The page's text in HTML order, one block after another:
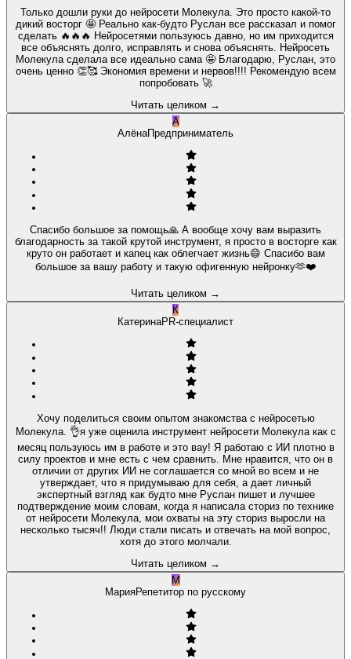
Только дошли руки до нейросети Молекула. Это просто какой-то
дикий восторг 🤩 Реально как-будто Руслан все рассказал и помог
сделать 🔥🔥🔥 Нейросетями пользуюсь давно, но им приходится
все объяснять долго, исправлять и снова объяснять. Нейросеть
Молекула сделала все идеально сама 🤩 Благодарю, Руслан, это
очень ценно 👏🥰 Экономия времени и нервов!!!! Рекомендую всем
попробовать 🚀
Читать целиком →
А
АлёнаПредприниматель
Спасибо большое за помощь🙏 А вообще хочу вам выразить
благодарность за такой крутой инструмент, я просто в восторге как
круто он работает и капец как облегчает жизнь😄 Спасибо вам
большое за вашу работу и такую офигенную нейронку🫶❤️
Читать целиком →
К
КатеринаPR-специалист
Хочу поделиться своим опытом знакомства с нейросетью
Молекула. 👌я уже оценила инструмент нейросети Молекула как с
месяц пользуюсь им в работе и это вау! Я работаю с ИИ плотно в
силу проектов и мне есть с чем сравнить. Мне нравится, что он в
отличии от других ИИ не соглашается со мной во всем и не
утверждает, что я придумываю для себя, а дает личный
экспертный взгляд как будто мне Руслан пишет и лучшее
подтверждение моим словам, когда я написала сториз по технике
от нейросети Молекула, мои охваты на эту сториз выросли на
несколько тысяч!! Люди стали писать и отвечать на мой вопрос,
хотя до этого молчали.
Читать целиком →
М
МарияРепетитор по русскому